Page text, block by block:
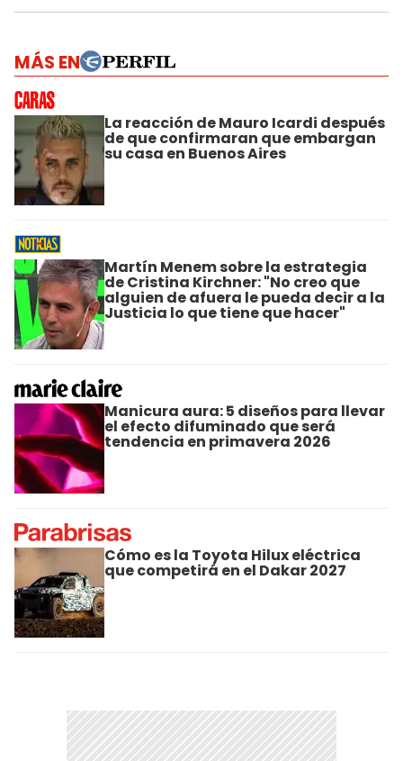
MÁS EN
La reacción de Mauro Icardi después
de que confirmaran que embargan
su casa en Buenos Aires
Martín Menem sobre la estrategia
de Cristina Kirchner: "No creo que
alguien de afuera le pueda decir a la
Justicia lo que tiene que hacer"
Manicura aura: 5 diseños para llevar
el efecto difuminado que será
tendencia en primavera 2026
Cómo es la Toyota Hilux eléctrica
que competirá en el Dakar 2027